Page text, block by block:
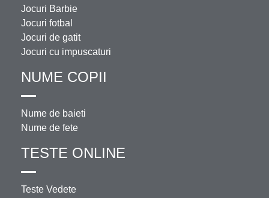
Jocuri Barbie
Jocuri fotbal
Jocuri de gatit
Jocuri cu impuscaturi
NUME COPII
Nume de baieti
Nume de fete
TESTE ONLINE
Teste Vedete